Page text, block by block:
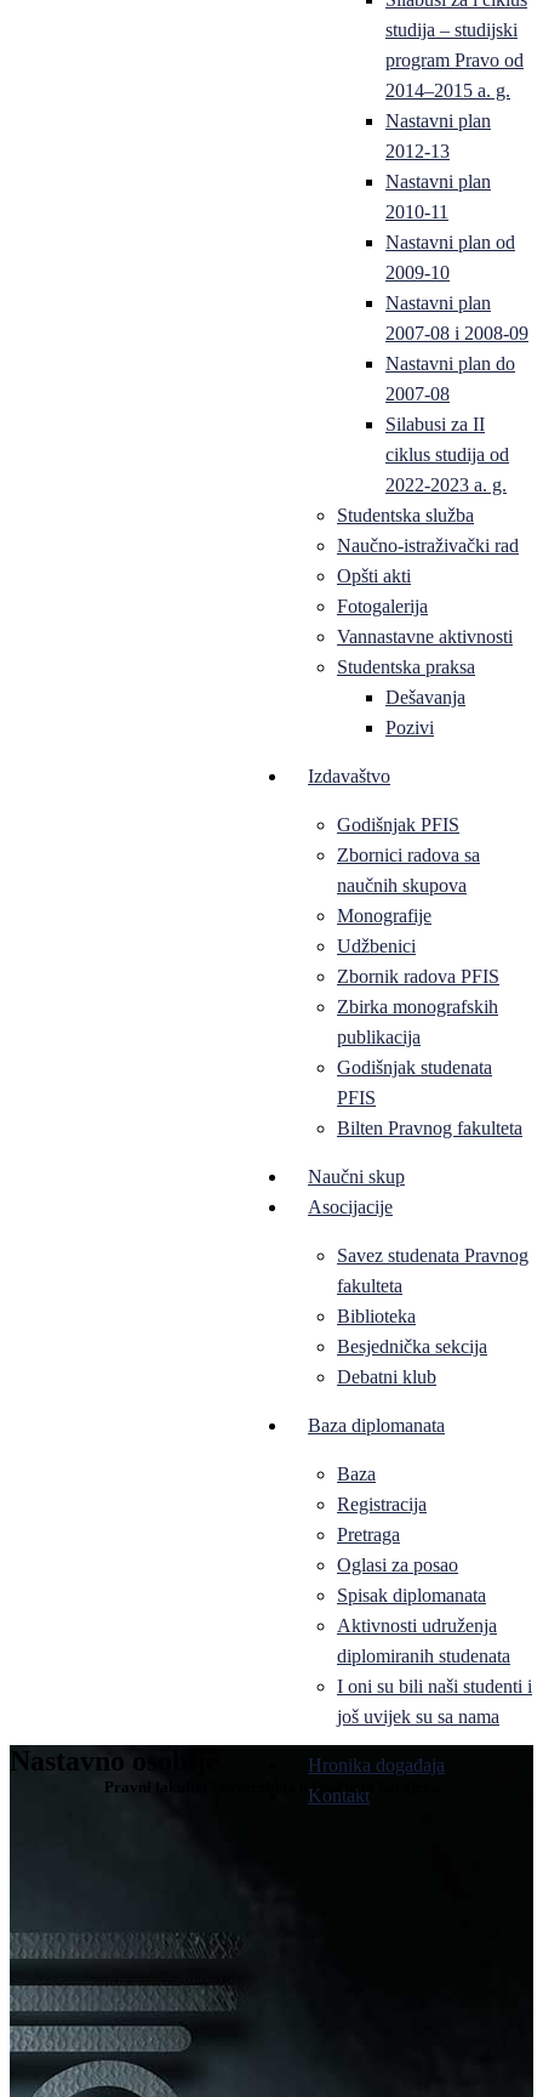
studija – studijski
program Pravo od
2014–2015 a. g.
Nastavni plan
2012-13
Nastavni plan
2010-11
Nastavni plan od
2009-10
Nastavni plan
2007-08 i 2008-09
Nastavni plan do
2007-08
Silabusi za II
ciklus studija od
2022-2023 a. g.
Studentska služba
Naučno-istraživački rad
Opšti akti
Fotogalerija
Vannastavne aktivnosti
Studentska praksa
Dešavanja
Pozivi
Izdavaštvo
Godišnjak PFIS
Zbornici radova sa
naučnih skupova
Monografije
Udžbenici
Zbornik radova PFIS
Zbirka monografskih
publikacija
Godišnjak studenata
PFIS
Bilten Pravnog fakulteta
Naučni skup
Asocijacije
Savez studenata Pravnog
fakulteta
Biblioteka
Besjednička sekcija
Debatni klub
Baza diplomanata
Baza
Registracija
Pretraga
Oglasi za posao
Spisak diplomanata
Aktivnosti udruženja
diplomiranih studenata
I oni su bili naši studenti i
još uvijek su sa nama
Hronika događaja
Kontakt
Nastavno osoblje
Pravni fakultet Univerziteta u Istočnom Sarajevu